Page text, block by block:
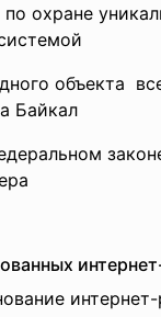
охране
объекта
Байкал
интернет-